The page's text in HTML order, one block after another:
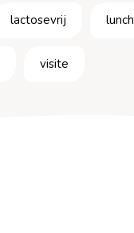
lactosevrij lunch
visite